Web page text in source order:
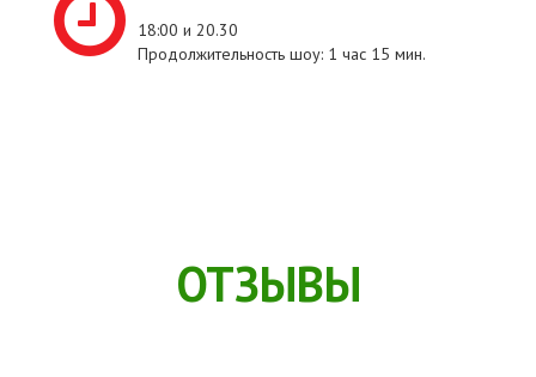
18:00 и 20.30
Продолжительность шоу: 1 час 15 мин.
ОТЗЫВЫ